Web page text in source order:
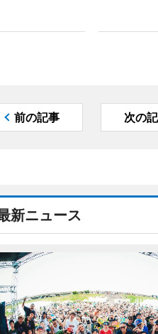
前の記事 次の
新ニュース